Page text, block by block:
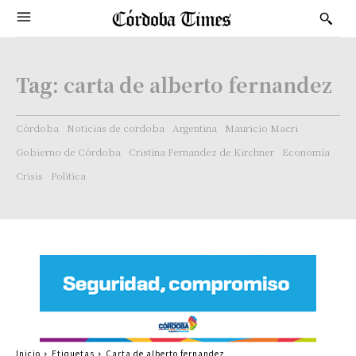
Tag: carta de alberto fernandez
Córdoba Noticias de cordoba Argentina
Mauricio Macri
Gobierno de Córdoba
Cristina Fernandez de Kirchner
Economía
Crisis
Politica
Inicio Etiquetas Carta de alberto fernandez